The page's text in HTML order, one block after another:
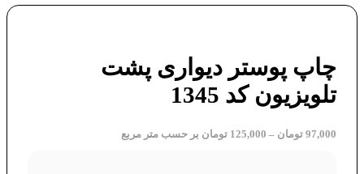
چاپ پوستر دیواری پشت
تلویزیون کد 1345
97,000 تومان –
125,000 تومان بر حسب متر مربع